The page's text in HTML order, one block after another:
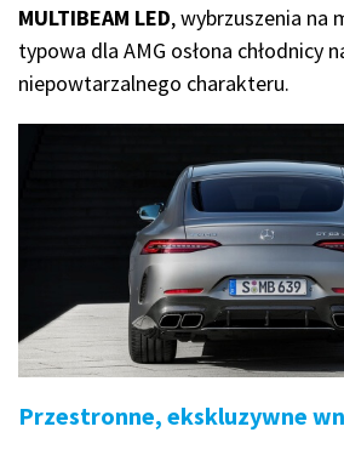
MULTIBEAM LED, wybrzuszenia na
typowa dla AMG osłona chłodnicy
niepowtarzalnego charakteru.
Przestronne, ekskluzywne